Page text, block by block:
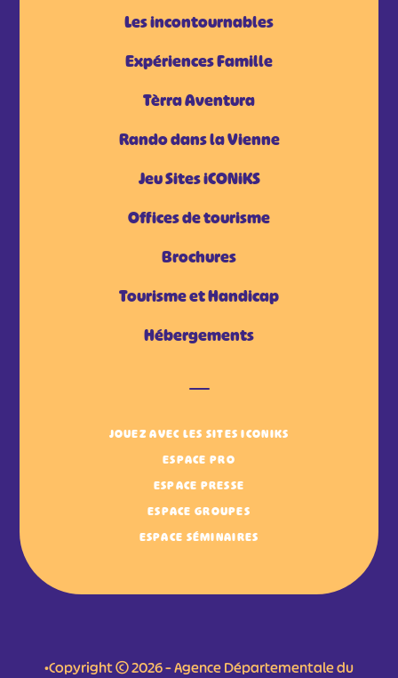
Les incontournables
Expériences Famille
Tèrra Aventura
Rando dans la Vienne
Jeu Sites iCONiKS
Offices de tourisme
Brochures
Tourisme et Handicap
Hébergements
JOUEZ AVEC LES SITES ICONIKS
ESPACE PRO
ESPACE PRESSE
ESPACE GROUPES
ESPACE SÉMINAIRES
•Copyright © 2026 – Agence Départementale du